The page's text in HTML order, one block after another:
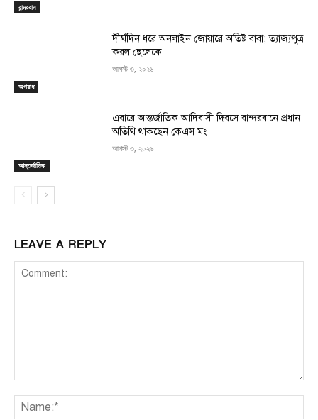
বান্দরবান
অপরাধ
দীর্ঘদিন ধরে অনলাইন জোয়ারে অতিষ্ট বাবা; ত্যাজ্যপুত্র
করল ছেলেকে
আগস্ট ৩, ২০২৬
আন্তর্জাতিক
এবারে আন্তর্জাতিক আদিবাসী দিবসে বান্দরবানে প্রধান
অতিথি থাকছেন কেএস মং
আগস্ট ৩, ২০২৬
LEAVE A REPLY